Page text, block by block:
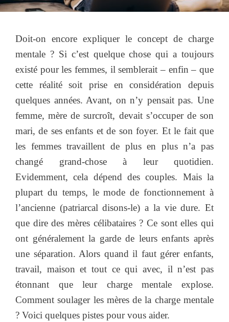
Doit-on encore expliquer le concept de charge
mentale ? Si c’est quelque chose qui a toujours
existé pour les femmes, il semblerait – enfin – que
cette réalité soit prise en considération depuis
quelques années. Avant, on n’y pensait pas. Une
femme, mère de surcroît, devait s’occuper de son
mari, de ses enfants et de son foyer. Et le fait que
les femmes travaillent de plus en plus n’a pas
changé grand-chose à leur quotidien.
Evidemment, cela dépend des couples. Mais la
plupart du temps, le mode de fonctionnement à
l’ancienne (patriarcal disons-le) a la vie dure. Et
que dire des mères célibataires ? Ce sont elles qui
ont généralement la garde de leurs enfants après
une séparation. Alors quand il faut gérer enfants,
travail, maison et tout ce qui avec, il n’est pas
étonnant que leur charge mentale explose.
Comment soulager les mères de la charge mentale
? Voici quelques pistes pour vous aider.